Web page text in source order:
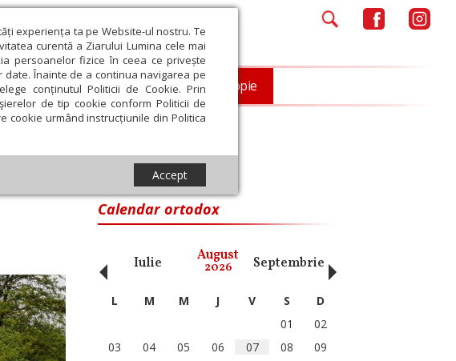
experiența ta pe Website-ul nostru. Te
curentă a Ziarului Lumina cele mai
persoanelor fizice în ceea ce privește
Înainte de a continua navigarea pe
conținutul Politicii de Cookie. Prin
de tip cookie conform Politicii de
cookie urmând instrucțiunile din Politica
Accept
Societate Opinii Filantropie
Calendar ortodox
Iulie August
2026 Septembrie Octombrie
‹ L M M J V S
D
01
02
03
04 05 06 07 08
09